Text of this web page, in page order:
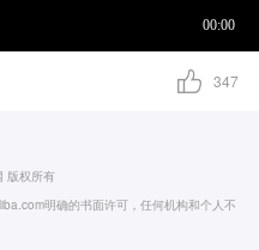
347
版权所有
明确的书面许可，任何机构和个人不